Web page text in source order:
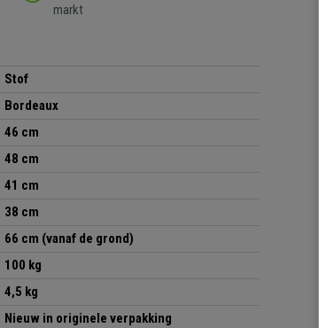
markt
Stof
Bordeaux
46 cm
48 cm
41 cm
38 cm
66 cm (vanaf de grond)
100 kg
4,5 kg
Nieuw in originele verpakking